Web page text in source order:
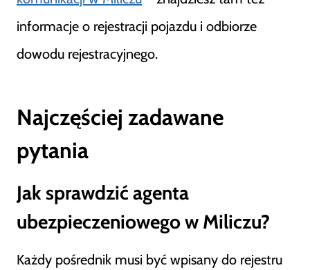
informacje o rejestracji pojazdu i odbiorze
dowodu rejestracyjnego.
Najczęściej zadawane
pytania
Jak sprawdzić agenta
ubezpieczeniowego w Miliczu?
Każdy pośrednik musi być wpisany do rejestru